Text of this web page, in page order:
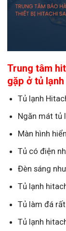
Trung tâm
gặp ở tủ
Tủ lạnh
Ngăn mát tủ
Màn hình
Tủ có điện
Đèn sáng
Tủ lạnh
Tủ làm đá
Tủ lạnh